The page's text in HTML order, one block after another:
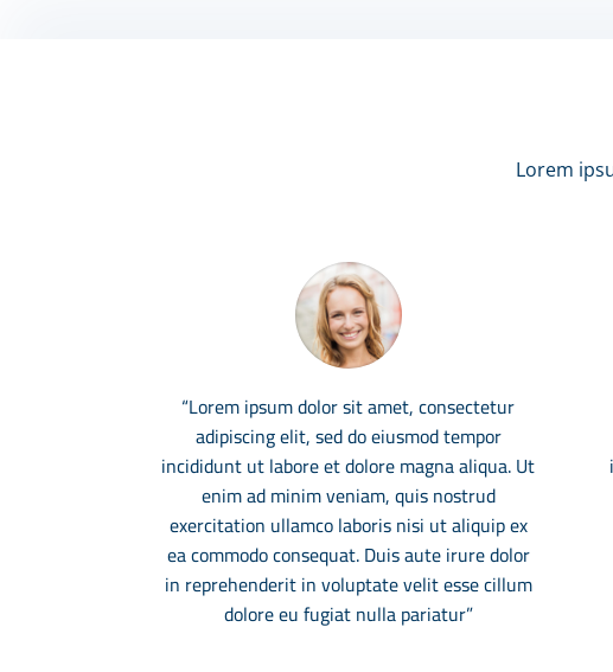
Lorem
“Lorem ipsum dolor sit amet, consectetur
adipiscing elit, sed do eiusmod tempor
incididunt ut labore et dolore magna aliqua. Ut
enim ad minim veniam, quis nostrud
exercitation ullamco laboris nisi ut aliquip ex
ea commodo consequat. Duis aute irure dolor
in reprehenderit in voluptate velit esse cillum
dolore eu fugiat nulla pariatur”